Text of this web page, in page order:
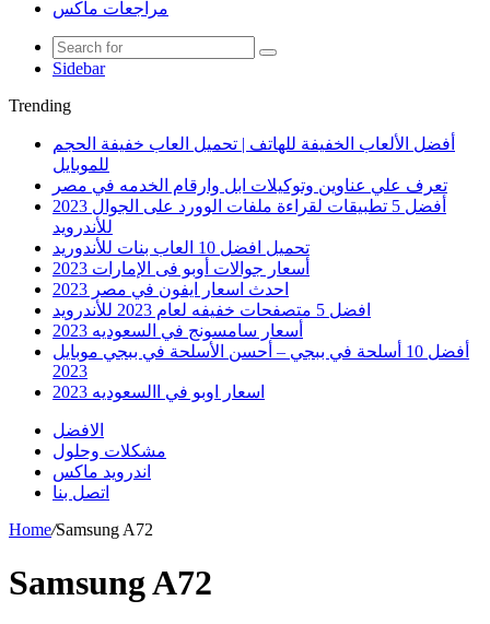
مراجعات ماكس
Sidebar
Trending
أفضل الألعاب الخفيفة للهاتف | تحميل العاب خفيفة الحجم
للموبايل
تعرف علي عناوين وتوكيلات ابل وارقام الخدمه في مصر
أفضل 5 تطبيقات لقراءة ملفات الوورد على الجوال 2023
للأندرويد
تحميل افضل 10 العاب بنات للأندوريد
أسعار جوالات أوبو فى الإمارات 2023
احدث اسعار ايفون في مصر 2023
افضل 5 متصفحات خفيفه لعام 2023 للأندرويد
أسعار سامسونج في السعوديه 2023
أفضل 10 أسلحة في ببجي – أحسن الأسلحة في ببجي موبايل
2023
اسعار اوبو في االسعوديه 2023
الافضل
مشكلات وحلول
اندرويد ماكس
اتصل بنا
Home/Samsung A72
Samsung A72